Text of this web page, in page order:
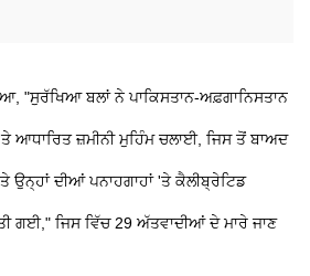
"ਸੁਰੱਖਿਆ ਬਲਾਂ ਨੇ ਪਾਕਿਸਤਾਨ-ਅਫ਼ਗਾਨਿਸਤਾਨ
ਆਧਾਰਿਤ ਜ਼ਮੀਨੀ ਮੁਹਿੰਮ ਚਲਾਈ, ਜਿਸ ਤੋਂ ਬਾਅਦ
ਦੀਆਂ ਪਨਾਹਗਾਹਾਂ 'ਤੇ ਕੈਲੀਬ੍ਰੇਟਿਡ
ਗਈ," ਜਿਸ ਵਿੱਚ 29 ਅੱਤਵਾਦੀਆਂ ਦੇ ਮਾਰੇ ਜਾਣ